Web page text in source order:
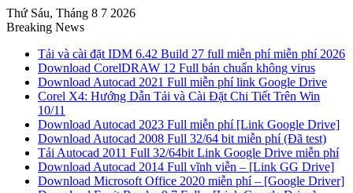
Thứ Sáu, Tháng 8 7 2026
Breaking News
Tải và cài đặt IDM 6.42 Build 27 full miễn phí miễn phí 2026
Download CorelDRAW 12 Full bản chuẩn không virus
Download Autocad 2021 Full miễn phí link Google Drive
Corel X4: Hướng Dẫn Tải và Cài Đặt Chi Tiết Trên Win
10/11
Download Autocad 2023 Full miễn phí [Link Google Drive]
Download Autocad 2008 Full 32/64 bit miễn phí (Đã test)
Tải Autocad 2011 Full 32/64bit Link Google Drive miễn phí
Download Autocad 2014 Full vĩnh viễn – [Link GG Drive]
Download Microsoft Office 2020 miễn phí – [Google Driver]